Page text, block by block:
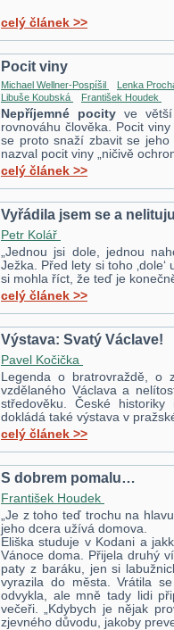
celý článek >>
Pocit viny
Michael Wellner-Pospíšil
Lenka
Libuše Koubská
František Houdek
Nepříjemné pocity ve
rovnováhu člověka. Pocit
se proto snaží zbavit se
nazval pocit viny „ničivě
celý článek >>
Vyřádila jsem se a
Petr Kolář
„Jednou jsi dole, jednou
Ježka. Před lety si toho
si mohla říct, že teď je
celý článek >>
Výstava: Svatý Václave!
Pavel Kočička
Legenda o bratrovraždě, o
vzdělaného Václava a
středověku. České
dokládá také výstava v
celý článek >>
S dobrem pomalu…
František Houdek
„Je z toho teď trochu na
jeho dcera užívá domova.
Eliška studuje v Kodani a
Vánoce doma. Přijela druhý
paty z baráku, jen si
vyrazila do města. Vrátila
odvykla, ale mně tady lidi
večeři. „Kdybych je nějak
zjevného důvodu, jakoby